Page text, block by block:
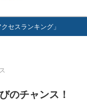
セスランキング」
のチャンス！